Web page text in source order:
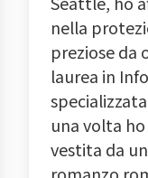
nella
preziose da
laurea in
una volta
vestita da